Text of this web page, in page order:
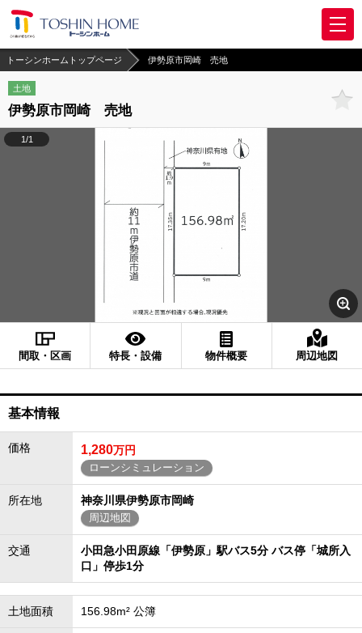
トーシンホームトップページ 伊勢原市岡崎 売地
土地
伊勢原市岡崎 売地
1/1
間取・区画 特長・設備 物件概要 周辺地図
基本情報
価格 1,280万円
ローンシミュレーション
所在地 神奈川県伊勢原市岡崎
周辺地図
交通
小田急小田原線「伊勢原」駅バス5分 バス停「城所入
口」停歩1分
土地面積 156.98m² 公簿